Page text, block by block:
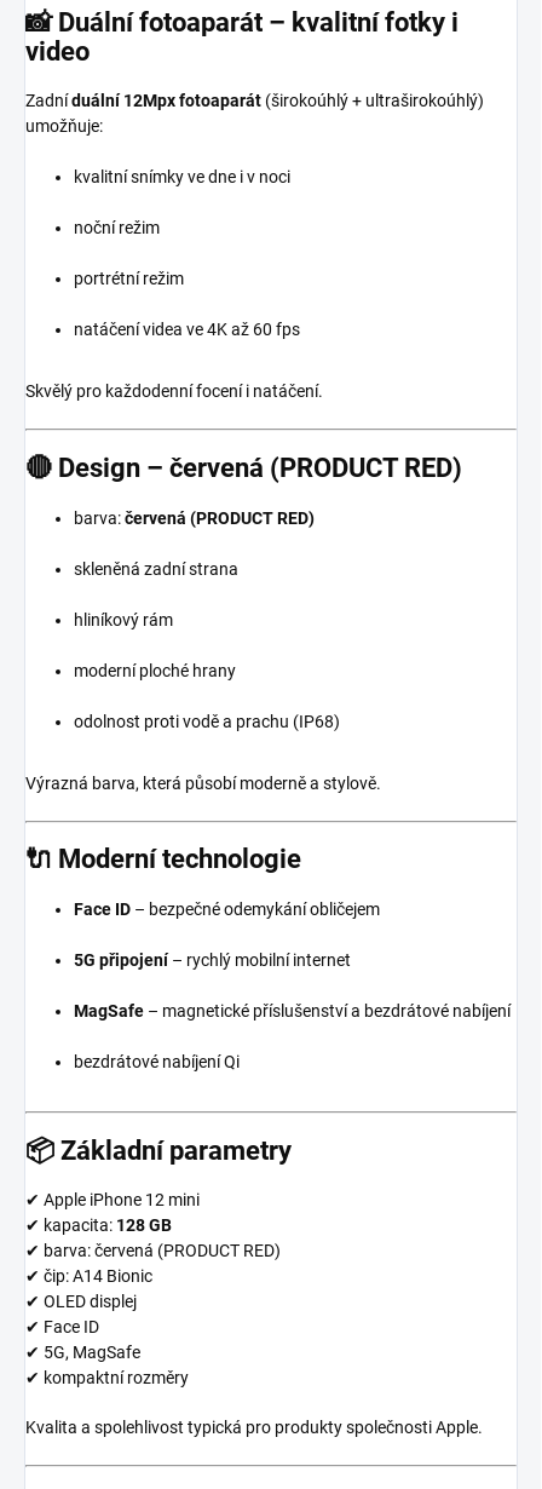
📸 Duální fotoaparát – kvalitní fotky i
video
Zadníduální 12Mpx fotoaparát (širokoúhlý + ultraširokoúhlý)
umožňuje:
kvalitní snímky ve dne i v noci
noční režim
portrétní režim
natáčení videa ve 4K až 60 fps
Skvělý pro každodenní focení i natáčení.
🔴 Design – červená (PRODUCT RED)
barva:červená (PRODUCT RED)
skleněná zadní strana
hliníkový rám
moderní ploché hrany
odolnost proti vodě a prachu (IP68)
Výrazná barva, která působí moderně a stylově.
🔌 Moderní technologie
Face ID – bezpečné odemykání obličejem
5G připojení– rychlý mobilní internet
MagSafe – magnetické příslušenství a bezdrátové nabíjení
bezdrátové nabíjení Qi
📦 Základní parametry
✔ Apple iPhone 12 mini
✔ kapacita: 128 GB
✔ barva: červená (PRODUCT RED)
✔ čip: A14 Bionic
✔ OLED displej
✔ Face ID
✔ 5G, MagSafe
✔ kompaktní rozměry
Kvalita a spolehlivost typická pro produkty společnostiApple.